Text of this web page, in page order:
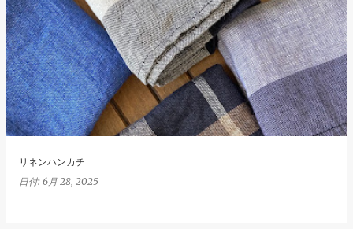
リネンハンカチ
日付: 6月 28, 2025